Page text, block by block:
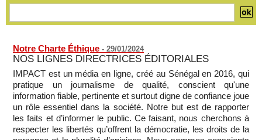
Notre Charte Éthique - 29/01/2024
NOS LIGNES DIRECTRICES ÉDITORIALES
IMPACT est un média en ligne, créé au Sénégal en 2016, qui
pratique un journalisme de qualité, conscient qu'une
information fiable, pertinente et surtout digne de confiance joue
un rôle essentiel dans la société. Notre but est de rapporter
les faits et d’informer le public. Ce faisant, nous cherchons à
respecter les libertés qu’offrent la démocratie, les droits de la